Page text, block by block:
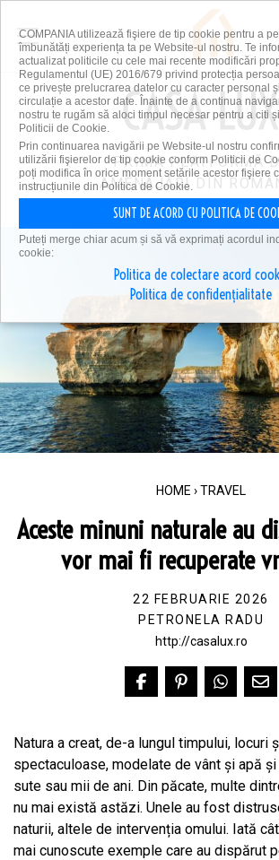
PRIMA PLATFORMĂ
AMENAJĂRI DIN
HOME ›TRAVEL
Aceste minuni naturale au
vor mai fi recuperate
22 FEBRUARIE 2026
PETRONELA RADU
http://casalux.ro
Natura a creat, de-a lungul timpului, locuri
spectaculoase, modelate de vânt și apă
sute sau mii de ani. Din păcate, multe
nu mai există astăzi. Unele au fost
naturii, altele de intervenția omului. Iată
mai cunoscute exemple care au dispărut
COMPANIA utilizează fişiere de tip cookie pentru a
îmbunătăți experiența ta pe Website-ul nostru. Te
actualizat politicile cu cele mai recente modificări
Regulamentul (UE) 2016/679 privind protecția
ce privește prelucrarea datelor cu caracter personal
circulație a acestor date. Înainte de a continua
nostru te rugăm să aloci timpul necesar pentru a citi
Politicii de Cookie.
Prin continuarea navigării pe Website-ul nostru
utilizării fişierelor de tip cookie conform Politicii de
poți modifica în orice moment setările acestor fişiere
instrucțiunile din Politica de Cookie.
SUNT DE ACORD CU POLITICA DE
Puteți merge chiar acum și să vă exprimați acordul
cookie:
Politica de colectare acord
Politica de confidențialitate